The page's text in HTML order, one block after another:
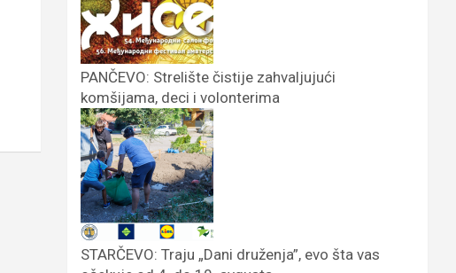
PANČEVO: Strelište čistije zahvaljujući
komšijama, deci i volonterima
STARČEVO: Traju „Dani druženja”, evo šta vas